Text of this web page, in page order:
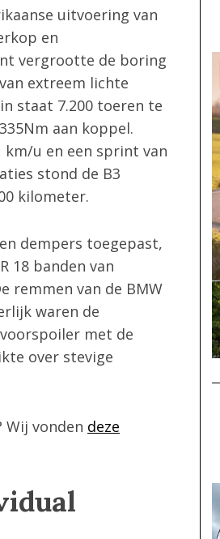
uitvoering van
en
vergrootte de boring
extreem lichte
staat 7.200 toeren te
aan koppel.
km/u en een sprint van
stond de B3
kilometer.
dempers toegepast,
18 banden van
remmen van de BMW
waren de
met de
over stevige
Wij vonden deze